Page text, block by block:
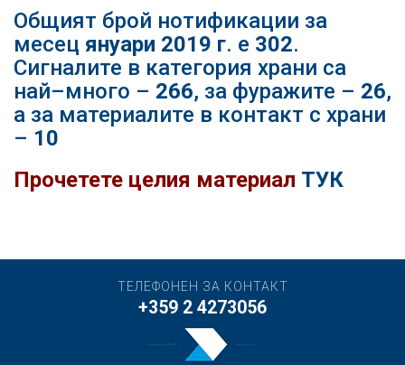
Общият брой нотификации за
месец януари 2019 г. е 302.
Сигналите в категория храни са
най–много – 266, за фуражите – 26,
а за материалите в контакт с храни
– 10
Прочетете целия материал ТУК
ТЕЛЕФОНЕН ЗА КОНТАКТ
+359 2 4273056